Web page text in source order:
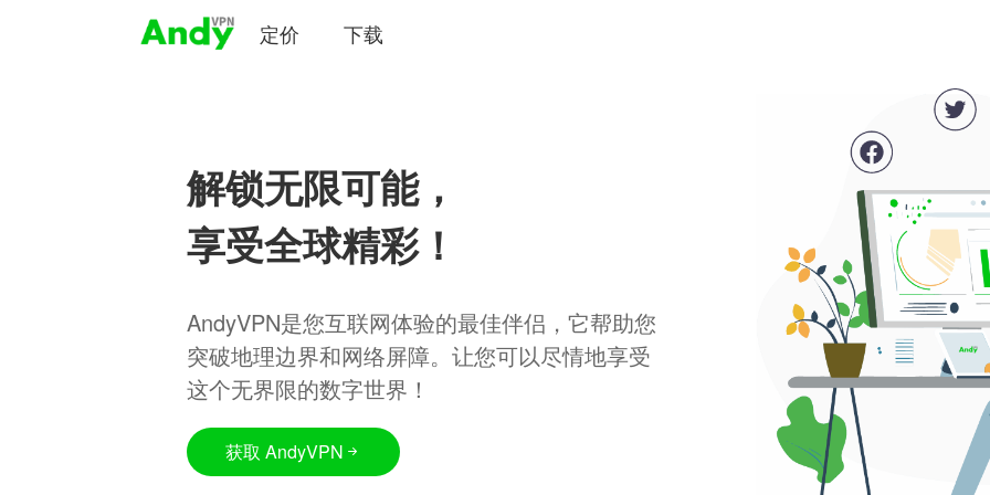
定价 下载
解锁无限可能，
享受全球精彩！
AndyVPN是您互联网体验的最佳伴侣，它帮助您
突破地理边界和网络屏障。让您可以尽情地享受
这个无界限的数字世界！
获取 AndyVPN